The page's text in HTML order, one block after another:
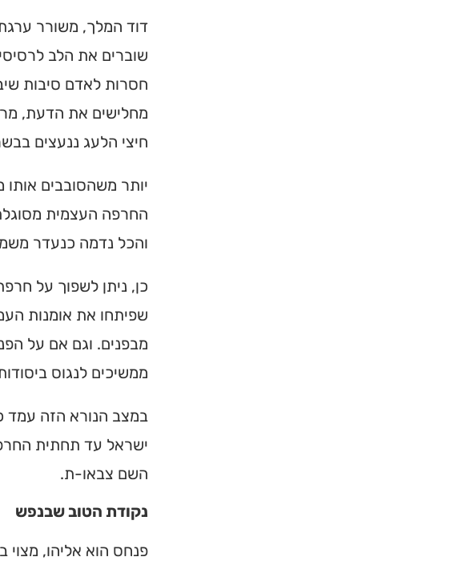
דוד המלך, משורר
שוברים את הלב
חסרות לאדם סיבות
מחלישים את הדעת,
חיצי הלעג ננעצים
יותר משהסובבים
החרפה העצמית
והכל נדמה כנעדר
כן, ניתן לשפוך על
שפיתחו את אומנות
מבפנים. וגם אם על
ממשיכים לנגוס
במצב הנורא הזה עמד
ישראל עד תחתית
השם צבאו-ת.
נקודת הטוב שבנפש
פנחס הוא אליהו, מצוי
מחפשים בית כנסת
מוסד ברסלב?